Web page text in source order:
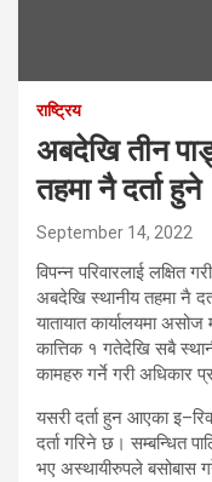
राष्ट्रिय
अबदेखि तीन
तहमा नै दर्ता हुने
September 14, 2022
विपन्न परिवारलाई लक्षित
अबदेखि स्थानीय तहमा नै
यातायात कार्यालयमा
कात्तिक १ गतेदेखि सबै
कामहरु गर्ने गरी अधिकार
यसरी दर्ता हुन आएका
दर्ता गरिने छ। सम्बन्धित
भए अस्थायीरुपले बसोबास